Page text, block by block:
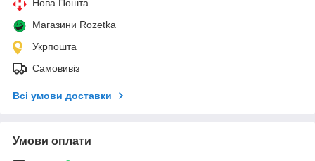
Нова Пошта
Магазини Rozetka
Укрпошта
Самовивіз
Всі умови доставки
Умови оплати